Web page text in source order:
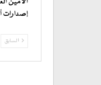
الأمين
إصدارات
السابق